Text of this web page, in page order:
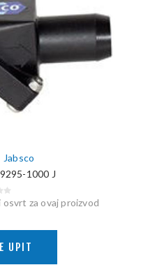
Jabsco
1000 J
za ovaj proizvod
UPIT